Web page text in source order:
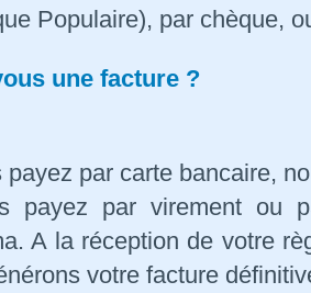
Populaire), par chèque,
une facture ?
payez par carte bancaire,
payez par virement ou
A la réception de votre
votre facture